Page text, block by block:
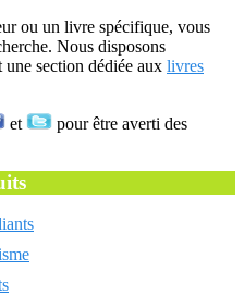
ou un livre spécifique, vous
Nous disposons
une section dédiée aux livres
et
pour être averti des